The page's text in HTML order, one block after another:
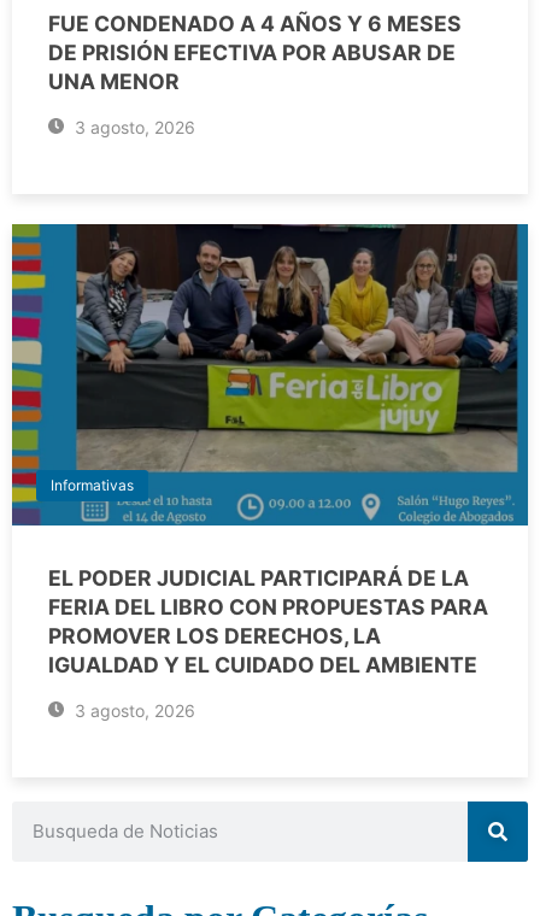
FUE CONDENADO A 4 AÑOS Y 6 MESES
DE PRISIÓN EFECTIVA POR ABUSAR DE
UNA MENOR
3 agosto, 2026
Informativas
EL PODER JUDICIAL PARTICIPARÁ DE LA
FERIA DEL LIBRO CON PROPUESTAS PARA
PROMOVER LOS DERECHOS, LA
IGUALDAD Y EL CUIDADO DEL AMBIENTE
3 agosto, 2026